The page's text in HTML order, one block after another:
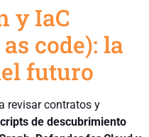
y IaC
code): la
futuro
revisar contratos y
de descubrimiento